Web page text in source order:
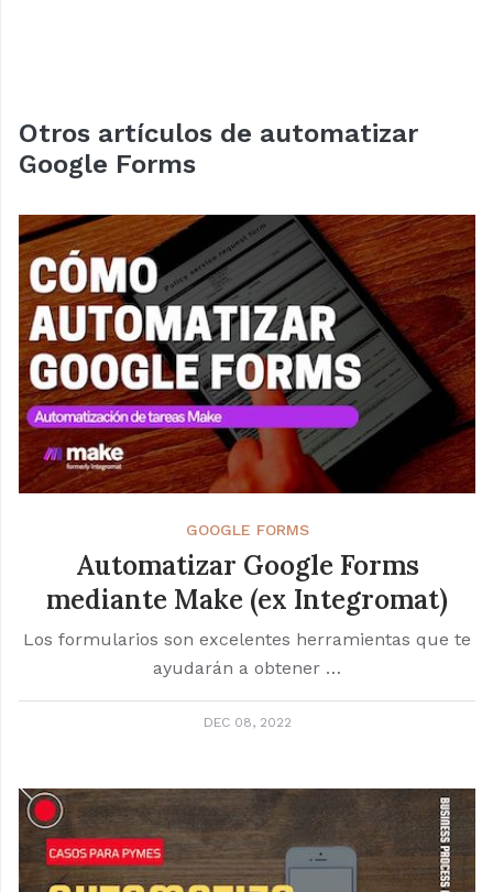
Otros artículos de automatizar
Google Forms
GOOGLE FORMS
Automatizar Google Forms
mediante Make (ex Integromat)
Los formularios son excelentes herramientas que te
ayudarán a obtener …
DEC 08, 2022